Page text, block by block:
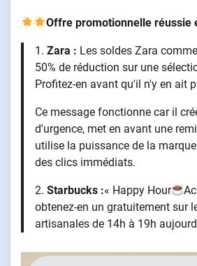
Offre promotionnelle réussie
1. Zara : Les soldes Zara
50% de réduction sur une
Profitez-en avant qu'il n'y en ait
Ce message fonctionne car il
d'urgence, met en avant une
utilise la puissance de la
des clics immédiats.
2. Starbucks :« Happy Hour
obtenez-en un gratuitement sur
artisanales de 14h à 19h